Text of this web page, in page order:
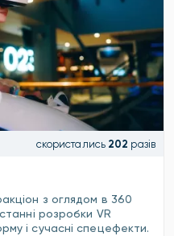
скористались 202 разів
з оглядом в 360
розробки VR
і сучасні спецефекти.